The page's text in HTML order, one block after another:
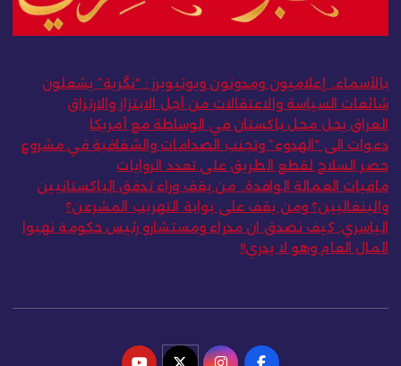
بالأسماء.. إعلاميون ومدونون ويوتيوبرز : “نگرية” يشعلون
شائعات السياسة والاعتقالات من أجل الابتزاز والارتزاق
العراق يحل محل باكستان في الوساطة مع أمريكا
دعوات الى “الهدوء” وتجنب الصدامات والشفافية في مشروع
حصر السلاح لقطع الطريق على تعدد الروايات
مافيات العمالة الوافدة.. من يقف وراء تدفق الباكستانيين
والبنغاليين؟ ومن يقف على بوابة التهريب المشرعن؟
الياسري: كيف نصدق ان مدراء ومستشارو رئيس حكومة نهبوا
المال العام وهو لا يدري!!